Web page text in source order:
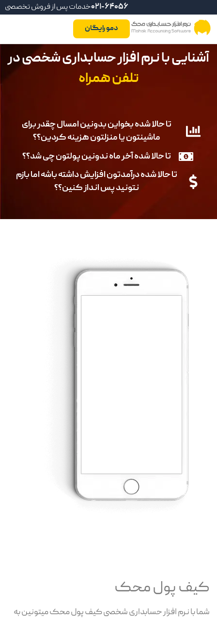
خدمات پس از فروش تخصصی021-64056
دمو رایگان
آشنایی با نرم افزار حسابداری شخصی در
تلفن همراه
تا حالا شده بخواین بدونین امسال چقدر برای
ماشینتون یا منزلتون هزینه کردین؟؟
تا حالا شده آخر ماه ندونین پولتون چی شد؟؟
تا حالا شده درآمدتون افزایش داشته باشه اما بازم
نتونید پس انداز کنین؟؟
کیف پول محک
شما با نرم افزار حسابداری شخصی کیف پول محک میتونین به